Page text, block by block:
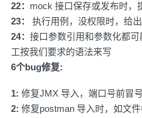
22： mock 接口保存或发布时，
23：
执行用例，没权限时，给
24： 接口参数引用和参数化都
工按我们要求的语法来写
6个bug修复:
1: 修复JMX 导入，端口号前冒
2: 修复postman 导入时，如文